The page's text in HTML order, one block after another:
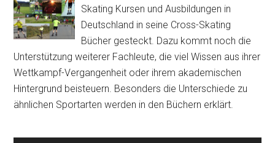
Skating Kursen und Ausbildungen in
Deutschland in seine Cross-Skating
Bücher gesteckt. Dazu kommt noch die
Unterstützung weiterer Fachleute, die viel Wissen aus ihrer
Wettkampf-Vergangenheit oder ihrem akademischen
Hintergrund beisteuern. Besonders die Unterschiede zu
ähnlichen Sportarten werden in den Büchern erklärt.